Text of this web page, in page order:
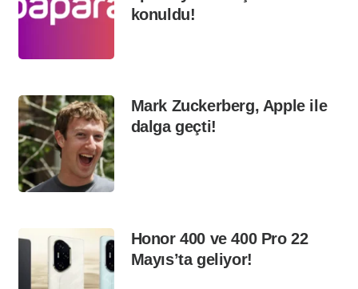
konuldu!
Mark Zuckerberg, Apple ile
dalga geçti!
Honor 400 ve 400 Pro 22
Mayıs’ta geliyor!